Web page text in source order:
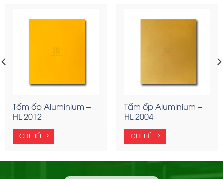
Tấm ốp Aluminium –
HL 2012
CHI TIẾT
Tấm ốp Aluminium –
HL 2004
CHI TIẾT